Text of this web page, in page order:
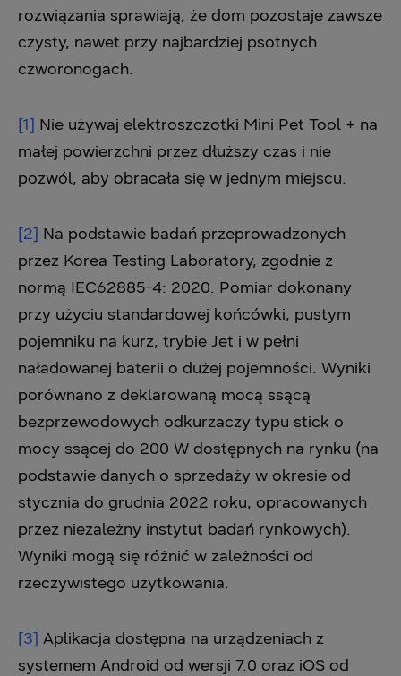
rozwiązania sprawiają, że dom pozostaje zawsze
czysty, nawet przy najbardziej psotnych
czworonogach.
[1] Nie używaj elektroszczotki Mini Pet Tool + na
małej powierzchni przez dłuższy czas i nie
pozwól, aby obracała się w jednym miejscu.
[2] Na podstawie badań przeprowadzonych
przez Korea Testing Laboratory, zgodnie z
normą IEC62885-4: 2020. Pomiar dokonany
przy użyciu standardowej końcówki, pustym
pojemniku na kurz, trybie Jet i w pełni
naładowanej baterii o dużej pojemności. Wyniki
porównano z deklarowaną mocą ssącą
bezprzewodowych odkurzaczy typu stick o
mocy ssącej do 200 W dostępnych na rynku (na
podstawie danych o sprzedaży w okresie od
stycznia do grudnia 2022 roku, opracowanych
przez niezależny instytut badań rynkowych).
Wyniki mogą się różnić w zależności od
rzeczywistego użytkowania.
[3] Aplikacja dostępna na urządzeniach z
systemem Android od wersji 7.0 oraz iOS od